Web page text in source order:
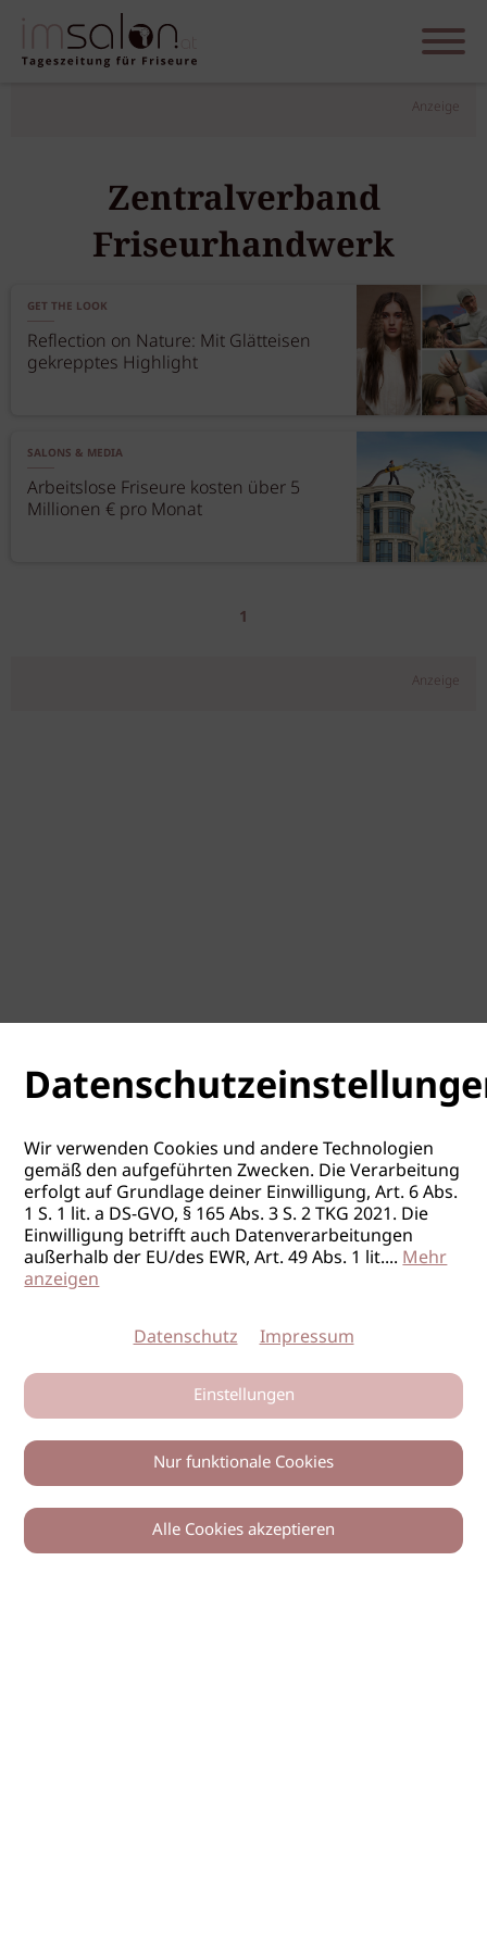
Anzeige
Zentralverband
Friseurhandwerk
GET THE LOOK
Reflection on Nature: Mit Glätteisen
gekrepptes Highlight
SALONS & MEDIA
Arbeitslose Friseure kosten über 5
Millionen € pro Monat
1
Anzeige
Wir verwenden Cookies und andere Technologien
gemäß den aufgeführten Zwecken. Die Verarbeitung
erfolgt auf Grundlage deiner Einwilligung, Art. 6 Abs.
1 S. 1 lit. a DS-GVO, § 165 Abs. 3 S. 2 TKG 2021. Die
Einwilligung betrifft auch Datenverarbeitungen
außerhalb der EU/des EWR, Art. 49 Abs. 1 lit....Mehr
anzeigen
Datenschutz Impressum
Einstellungen
Nur funktionale Cookies
Alle Cookies akzeptieren